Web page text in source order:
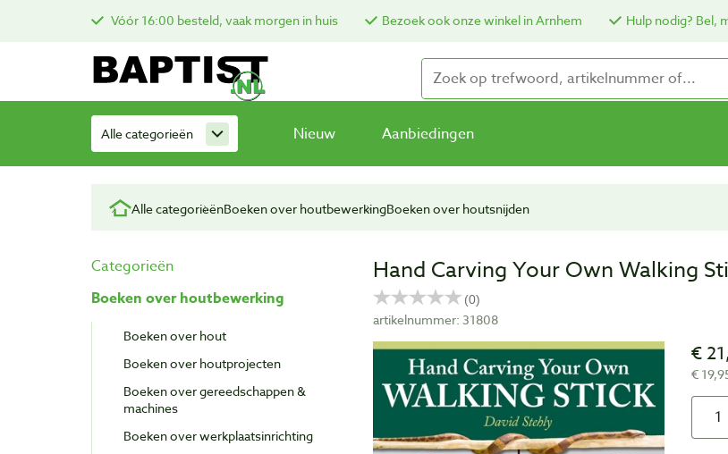
Vóór 16:00 besteld, vaak morgen in huis Bezoek ook onze winkel in Arnhem Hulp nodig? Bel,
Alle categorieën Nieuw Aanbiedingen
Alle categorieënBoeken over houtbewerkingBoeken over houtsnijden
Categorieën
Boeken over houtbewerking
Boeken over hout
Boeken over houtprojecten
Boeken over gereedschappen &
machines
Boeken over werkplaatsinrichting
Hand Carving Your Own Walking
artikelnummer: 31808
€
€